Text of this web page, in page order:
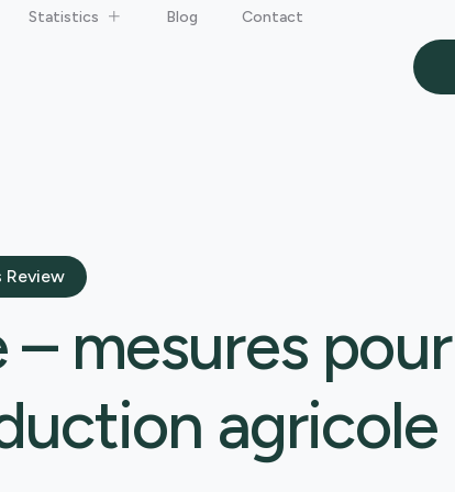
Statistics Blog Contact
Review
mesures pour
agricole